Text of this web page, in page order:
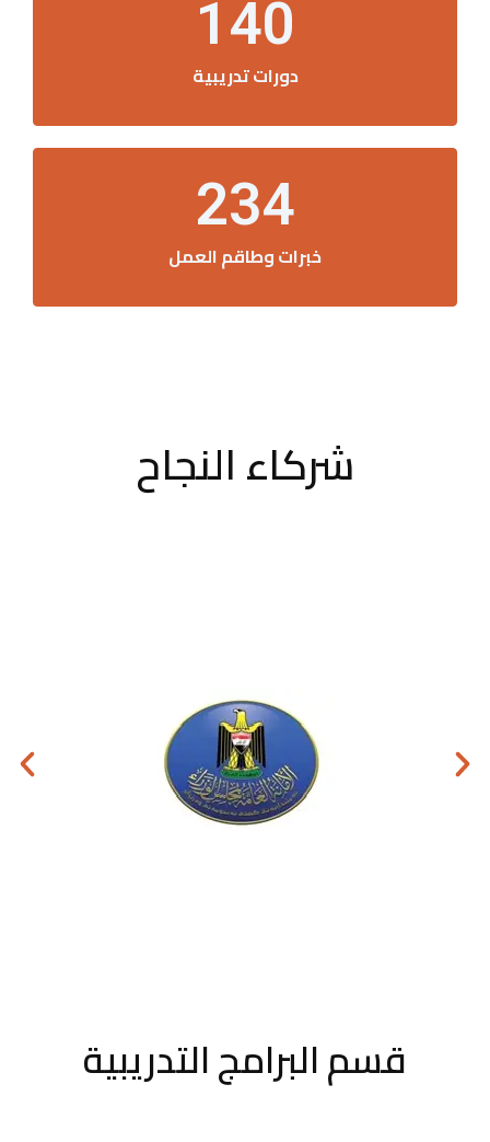
دورات تدريبية
140
خبرات وطاقم العمل
234
شركاء النجاح
قسم البرامج التدريبية